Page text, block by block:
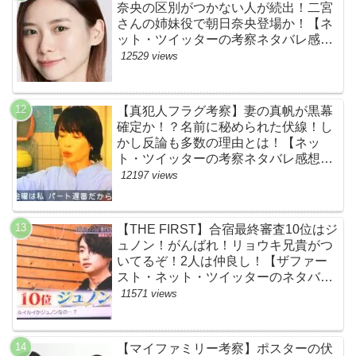
奈央の区別がつかない人が続出！二宮
さんの姉妹役で朝日奈央登場か！【ネ
ット・ツイッターの考察ネタバレ感想
評価評判あらすじ原作犯人キャスト黒
12529 views
【真犯人フラグ考察】妻の真帆が黒幕
確定か！？名前に秘められた伏線！し
かし反論も多数の理由とは！【ネッ
ト・ツイッターの考察ネタバレ感想評
価評判あらすじ原作犯人キャスト黒幕
12197 views
【THE FIRST】合宿最終審査10位はジ
ュノン！がんばれ！リョウキ兄貴がつ
いてるぞ！2人は仲良し！【ザファー
スト・ネット・ツイッターのネタバレ
考察まとめ感想評価評判・スッキリ・
11571 views
【マイファミリー考察】ポスターの伏